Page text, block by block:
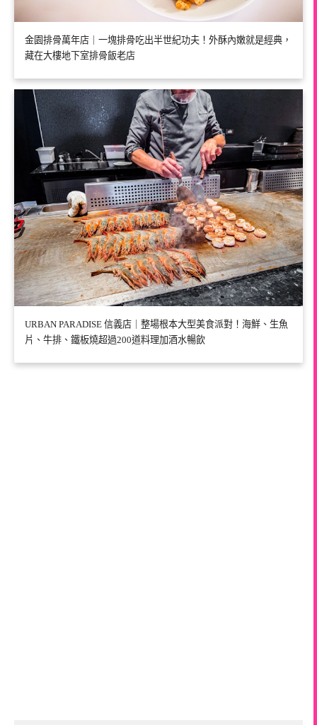
金園排骨萬年店｜一塊排骨吃出半世紀功夫！外酥內嫩就是經典，
藏在大樓地下室排骨飯老店
URBAN PARADISE 信義店｜整場根本大型美食派對！海鮮、生魚
片、牛排、鐵板燒超過200道料理加酒水暢飲